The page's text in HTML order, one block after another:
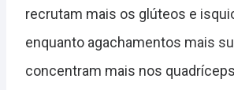
recrutam mais os glúteos e
enquanto agachamentos mais
concentram mais nos